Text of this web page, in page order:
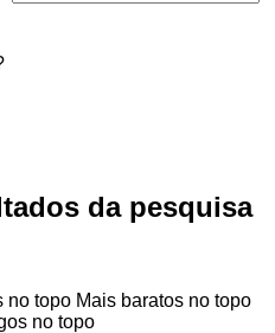
da pesquisa
no topo Mais baratos no topo
no topo